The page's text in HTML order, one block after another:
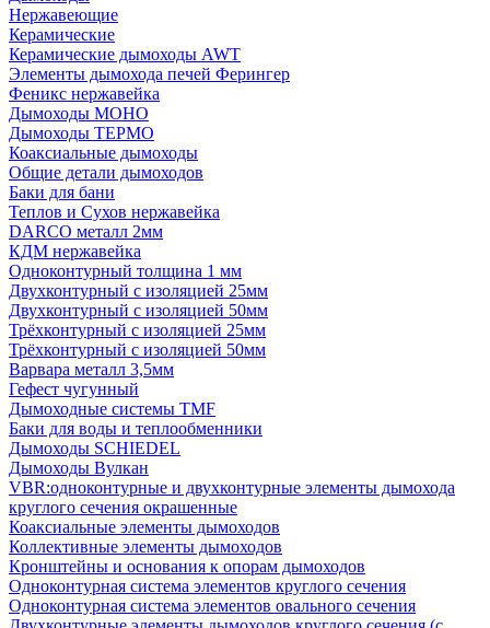
Нержавеющие
Керамические
Керамические дымоходы AWT
Элементы дымохода печей Ферингер
Феникс нержавейка
Дымоходы МОНО
Дымоходы ТЕРМО
Коаксиальные дымоходы
Общие детали дымоходов
Баки для бани
Теплов и Сухов нержавейка
DARCO металл 2мм
КДМ нержавейка
Одноконтурный толщина 1 мм
Двухконтурный с изоляцией 25мм
Двухконтурный с изоляцией 50мм
Трёхконтурный с изоляцией 25мм
Трёхконтурный с изоляцией 50мм
Варвара металл 3,5мм
Гефест чугунный
Дымоходные системы TMF
Баки для воды и теплообменники
Дымоходы SCHIEDEL
Дымоходы Вулкан
VBR:одноконтурные и двухконтурные элементы дымохода
круглого сечения окрашенные
Коаксиальные элементы дымоходов
Коллективные элементы дымоходов
Кронштейны и основания к опорам дымоходов
Одноконтурная система элементов круглого сечения
Одноконтурная система элементов овального сечения